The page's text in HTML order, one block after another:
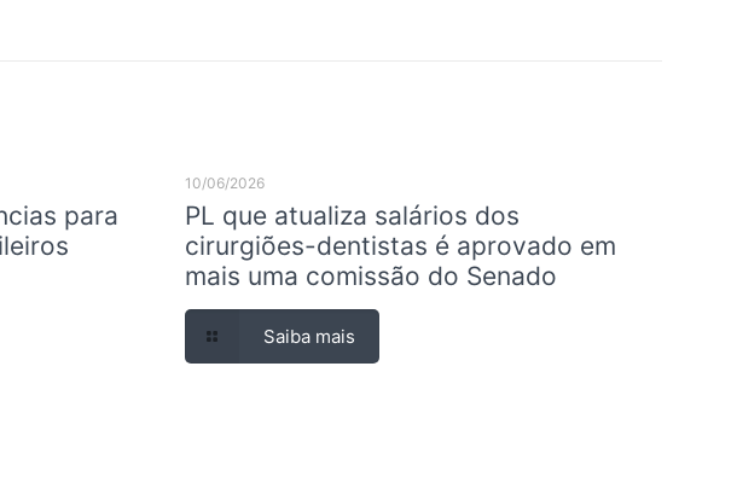
para
10/06/2026
PL que atualiza salários dos
cirurgiões-dentistas é aprovado em
mais uma comissão do Senado
Saiba mais